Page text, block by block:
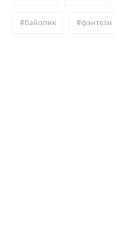
#байопик #фэнтези